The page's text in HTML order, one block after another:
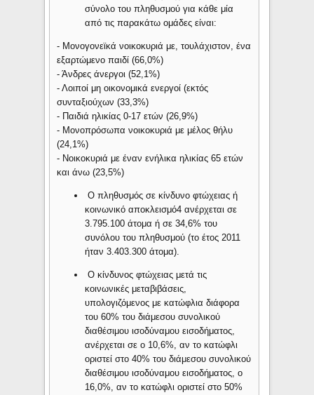
σύνολο του πληθυσμού για κάθε μία
από τις παρακάτω ομάδες είναι:
- Μονογονεϊκά νοικοκυριά με, τουλάχιστον, ένα
εξαρτώμενο παιδί (66,0%)
- Άνδρες άνεργοι (52,1%)
- Λοιποί μη οικονομικά ενεργοί (εκτός
συνταξιούχων (33,3%)
- Παιδιά ηλικίας 0-17 ετών (26,9%)
- Μονοπρόσωπα νοικοκυριά με μέλος θήλυ
(24,1%)
- Νοικοκυριά με έναν ενήλικα ηλικίας 65 ετών
και άνω (23,5%)
Ο πληθυσμός σε κίνδυνο φτώχειας ή
κοινωνικό αποκλεισμό4 ανέρχεται σε
3.795.100 άτομα ή σε 34,6% του
συνόλου του πληθυσμού (το έτος 2011
ήταν 3.403.300 άτομα).
Ο κίνδυνος φτώχειας μετά τις
κοινωνικές μεταβιβάσεις,
υπολογιζόμενος με κατώφλια διάφορα
του 60% του διάμεσου συνολικού
διαθέσιμου ισοδύναμου εισοδήματος,
ανέρχεται σε o 10,6%, αν το κατώφλι
οριστεί στο 40% του διάμεσου συνολικού
διαθέσιμου ισοδύναμου εισοδήματος, o
16,0%, αν το κατώφλι οριστεί στο 50%